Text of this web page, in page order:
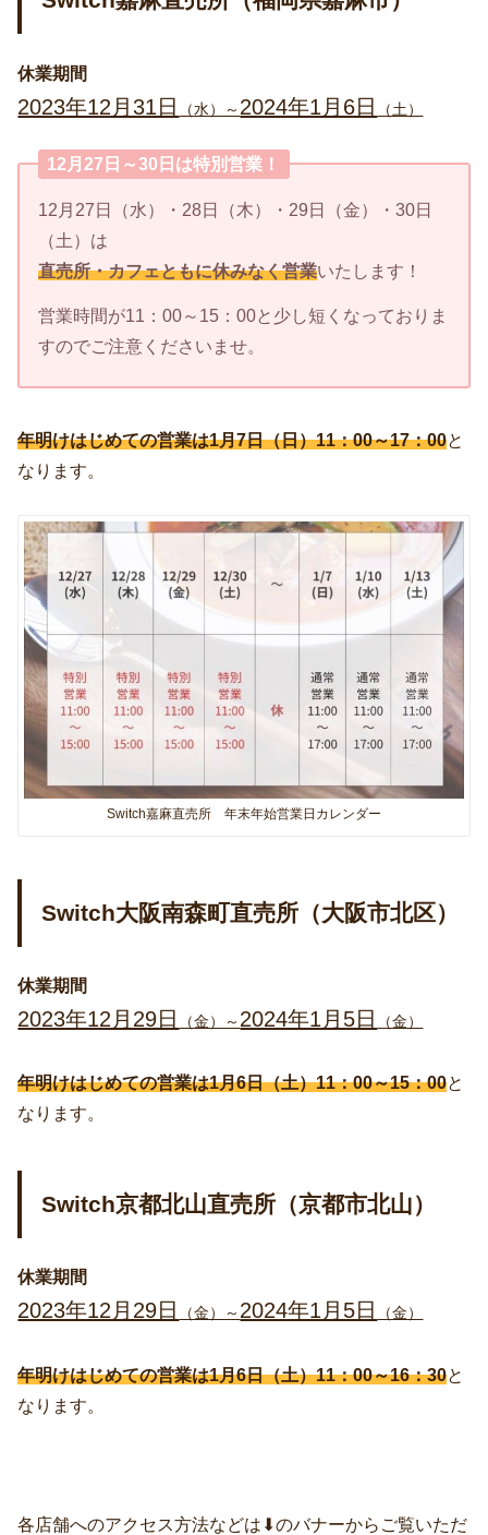
休業期間
2023年12月31日 （水）～ 2024年1月6日 （土）
12月27日～30日は特別営業！
12月27日（水）・28日（木）・29日（金）・30日
（土）は
直売所・カフェともに休みなく営業いたします！
営業時間が11：00～15：00と少し短くなっておりま
すのでご注意くださいませ。
年明けはじめての営業は1月7日（日）11：00～17：00と
なります。
Switch嘉麻直売所 年末年始営業日カレンダー
Switch大阪南森町直売所（大阪市北区）
休業期間
2023年12月29日 （金）～ 2024年1月5日 （金）
年明けはじめての営業は1月6日（土）11：00～15：00と
なります。
Switch京都北山直売所（京都市北山）
休業期間
2023年12月29日 （金）～ 2024年1月5日 （金）
年明けはじめての営業は1月6日（土）11：00～16：30と
なります。
各店舗へのアクセス方法などは⬇のバナーからご覧いただ